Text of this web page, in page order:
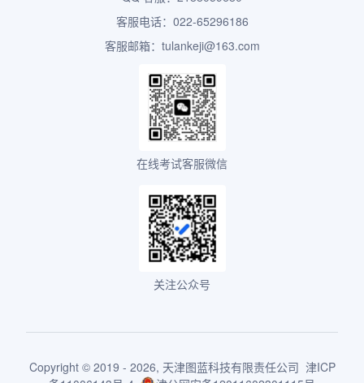
客服电话：022-65296186
客服邮箱：tulankeji@163.com
在线考试客服微信
关注公众号
Copyright © 2019 - 2026, 天津图蓝科技有限责任公司 津ICP